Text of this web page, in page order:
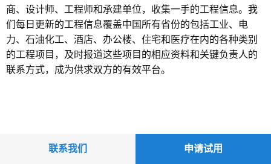
商、设计师、工程师和承建单位，收集一手的工程信息。我
们每日更新的工程信息覆盖中国所有省份的包括工业、电
力、石油化工、酒店、办公楼、住宅和医疗在内的各种类别
的工程项目，及时报道这些项目的相应资料和关键负责人的
联系方式，成为供求双方的有效平台。
联系我们 申请试用